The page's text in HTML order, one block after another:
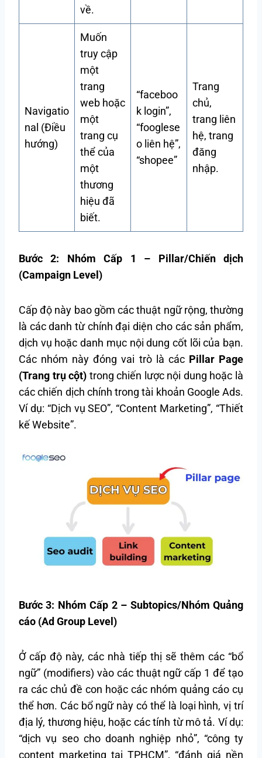
về.
Navigatio
nal (Điều
hướng)
Muốn
truy cập
một
trang
web hoặc
một
trang cụ
thể của
một
thương
hiệu đã
biết.
“faceboo
k login”,
“fooglese
o liên hệ”,
“shopee”
Trang
chủ,
trang liên
hệ, trang
đăng
nhập.
Bước 2: Nhóm Cấp 1 – Pillar/Chiến dịch
(Campaign Level)
Cấp độ này bao gồm các thuật ngữ rộng, thường
là các danh từ chính đại diện cho các sản phẩm,
dịch vụ hoặc danh mục nội dung cốt lõi của bạn.
Các nhóm này đóng vai trò là các Pillar Page
(Trang trụ cột) trong chiến lược nội dung hoặc là
các chiến dịch chính trong tài khoản Google Ads.
Ví dụ: “Dịch vụ SEO”, “Content Marketing”, “Thiết
kế Website”.
Bước 3: Nhóm Cấp 2 – Subtopics/Nhóm Quảng
cáo (Ad Group Level)
Ở cấp độ này, các nhà tiếp thị sẽ thêm các “bổ
ngữ” (modifiers) vào các thuật ngữ cấp 1 để tạo
ra các chủ đề con hoặc các nhóm quảng cáo cụ
thể hơn. Các bổ ngữ này có thể là loại hình, vị trí
địa lý, thương hiệu, hoặc các tính từ mô tả. Ví dụ:
“dịch vụ seo cho doanh nghiệp nhỏ”, “công ty
content marketing tại TPHCM”, “đánh giá nền